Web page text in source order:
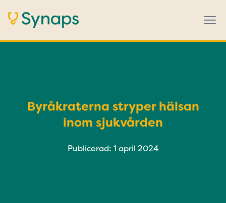
Byråkraterna stryper hälsan
inom sjukvården
Publicerad: 1 april 2024